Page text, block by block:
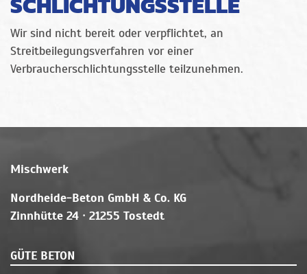
Wir sind nicht bereit oder verpflichtet, an
Streitbeilegungsverfahren vor einer
Verbraucherschlichtungsstelle teilzunehmen.
Mischwerk
Nordheide-Beton GmbH & Co. KG
Zinnhütte 24 · 21255 Tostedt
GÜTE BETON